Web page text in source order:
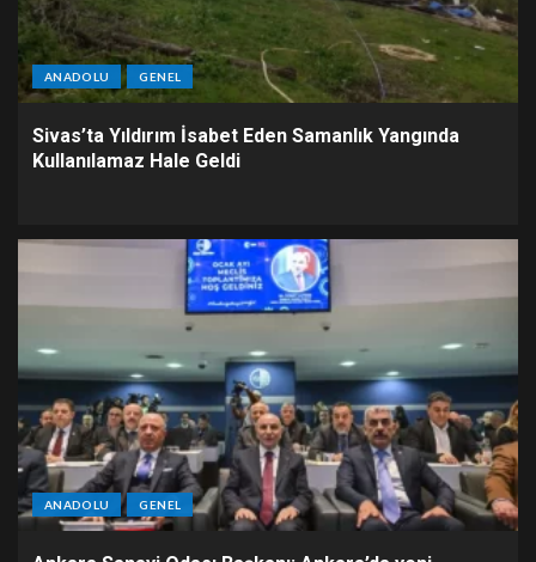
ANADOLU GENEL
Sivas’ta Yıldırım İsabet Eden Samanlık Yangında
Kullanılamaz Hale Geldi
ANADOLU GENEL